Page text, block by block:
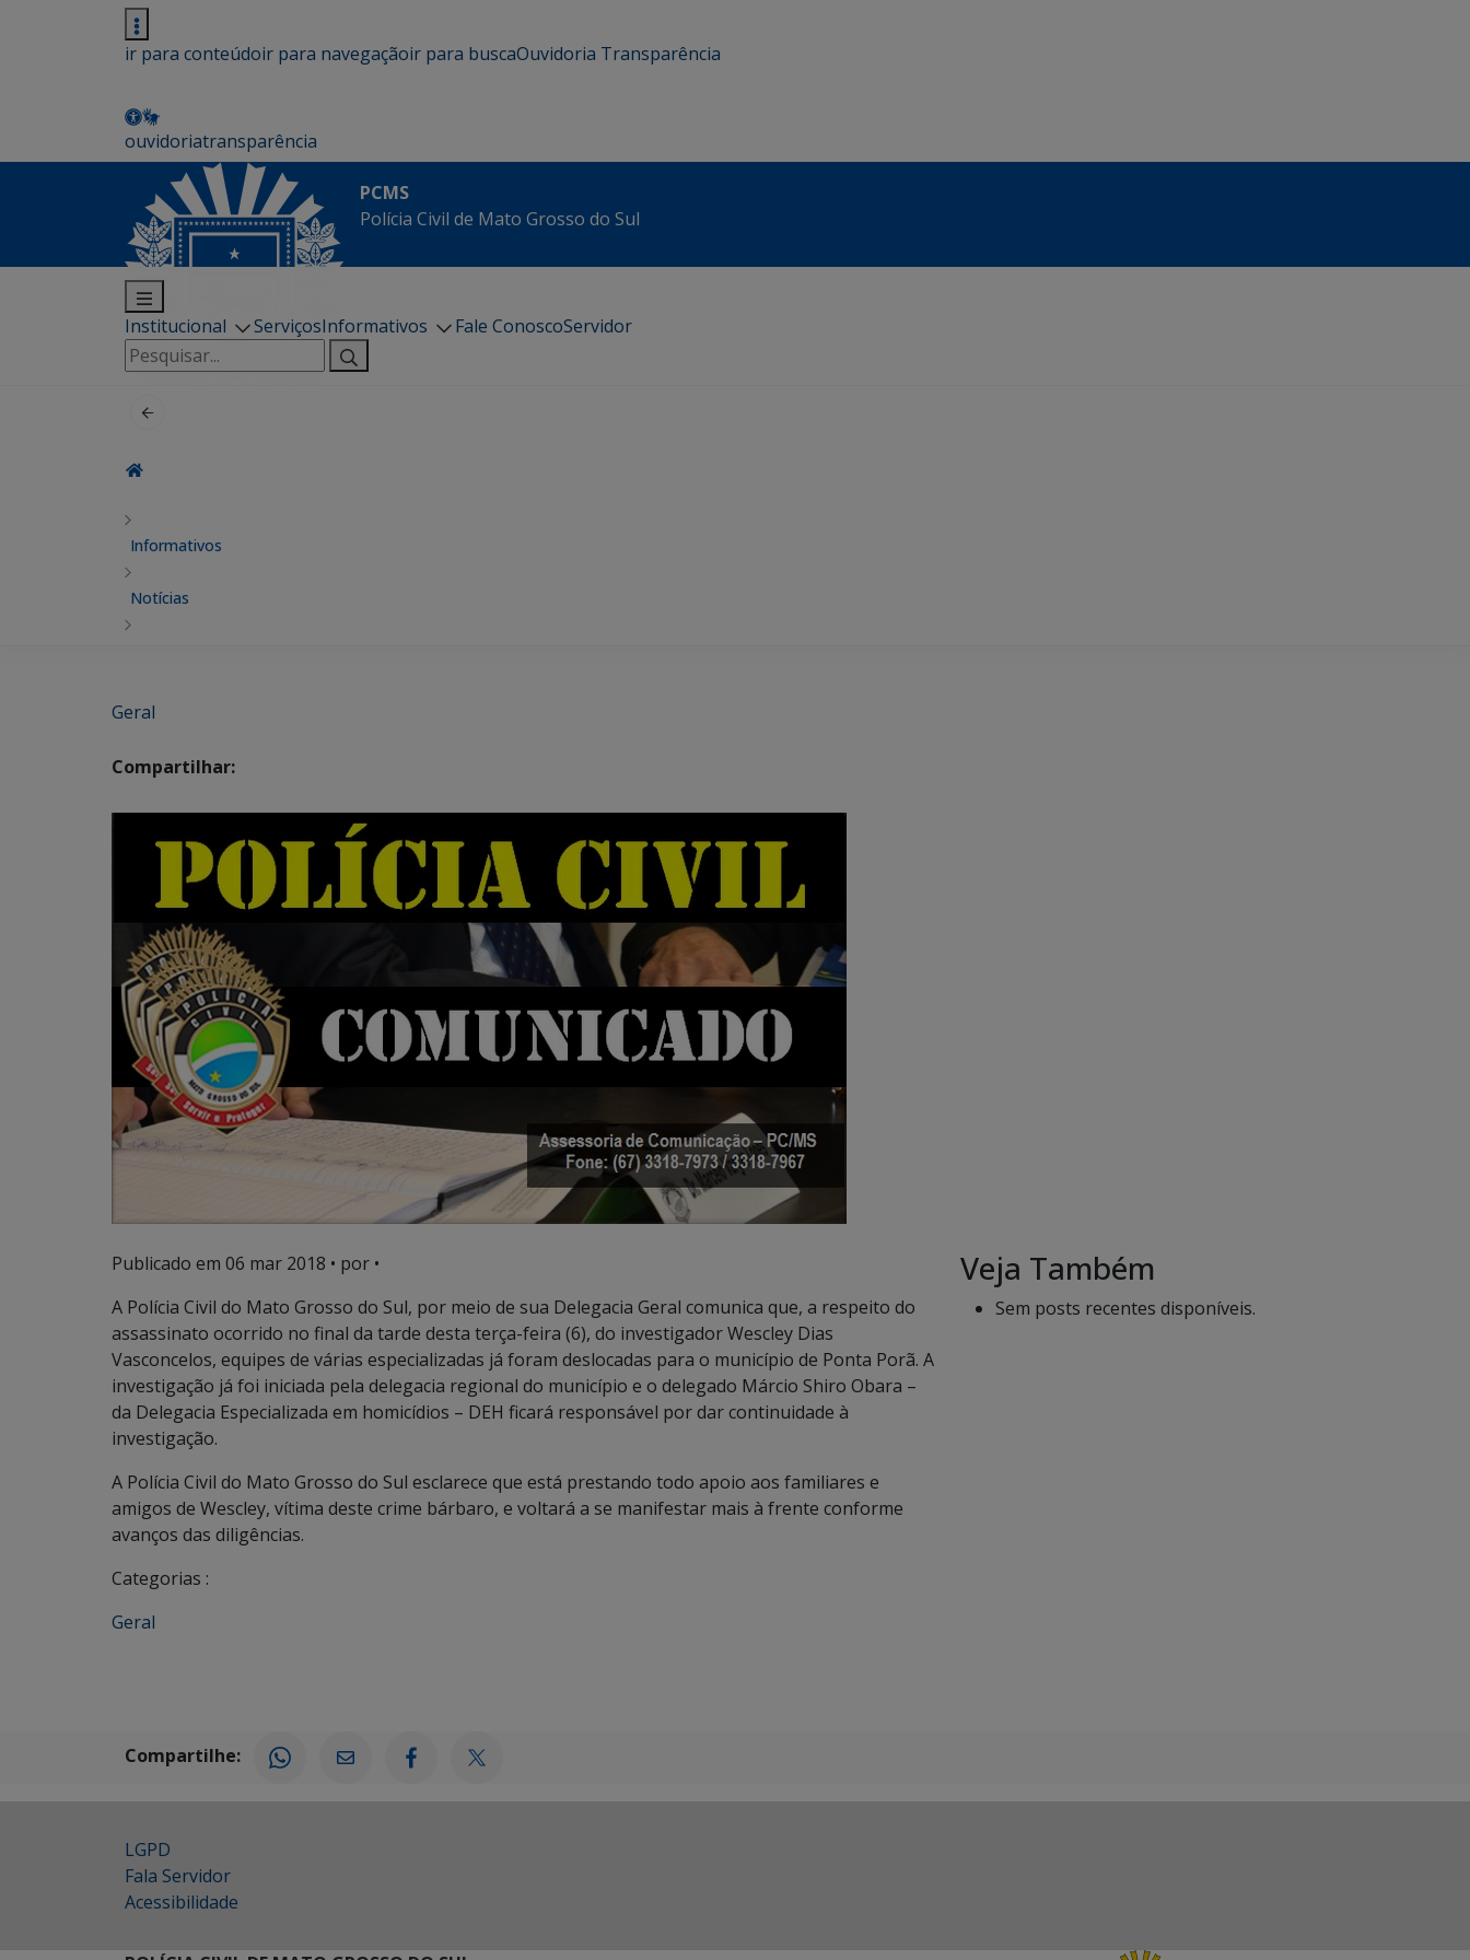
ir para conteúdoir para navegaçãoir para buscaOuvidoria Transparência
ouvidoriatransparência
PCMS
Polícia Civil de Mato Grosso do Sul
Institucional ServiçosInformativos Fale ConoscoServidor
Pesquisar
por:
Informativos
Notícias
Geral
Compartilhar:
Publicado em 06 mar 2018 • por •
A Polícia Civil do Mato Grosso do Sul, por meio de sua Delegacia Geral comunica que, a respeito do
assassinato ocorrido no final da tarde desta terça-feira (6), do investigador Wescley Dias
Vasconcelos, equipes de várias especializadas já foram deslocadas para o município de Ponta Porã. A
investigação já foi iniciada pela delegacia regional do município e o delegado Márcio Shiro Obara –
da Delegacia Especializada em homicídios – DEH ficará responsável por dar continuidade à
investigação.
A Polícia Civil do Mato Grosso do Sul esclarece que está prestando todo apoio aos familiares e
amigos de Wescley, vítima deste crime bárbaro, e voltará a se manifestar mais à frente conforme
avanços das diligências.
Categorias :
Geral
Veja Também
Sem posts recentes disponíveis.
Compartilhe:
LGPD
Fala Servidor
Acessibilidade